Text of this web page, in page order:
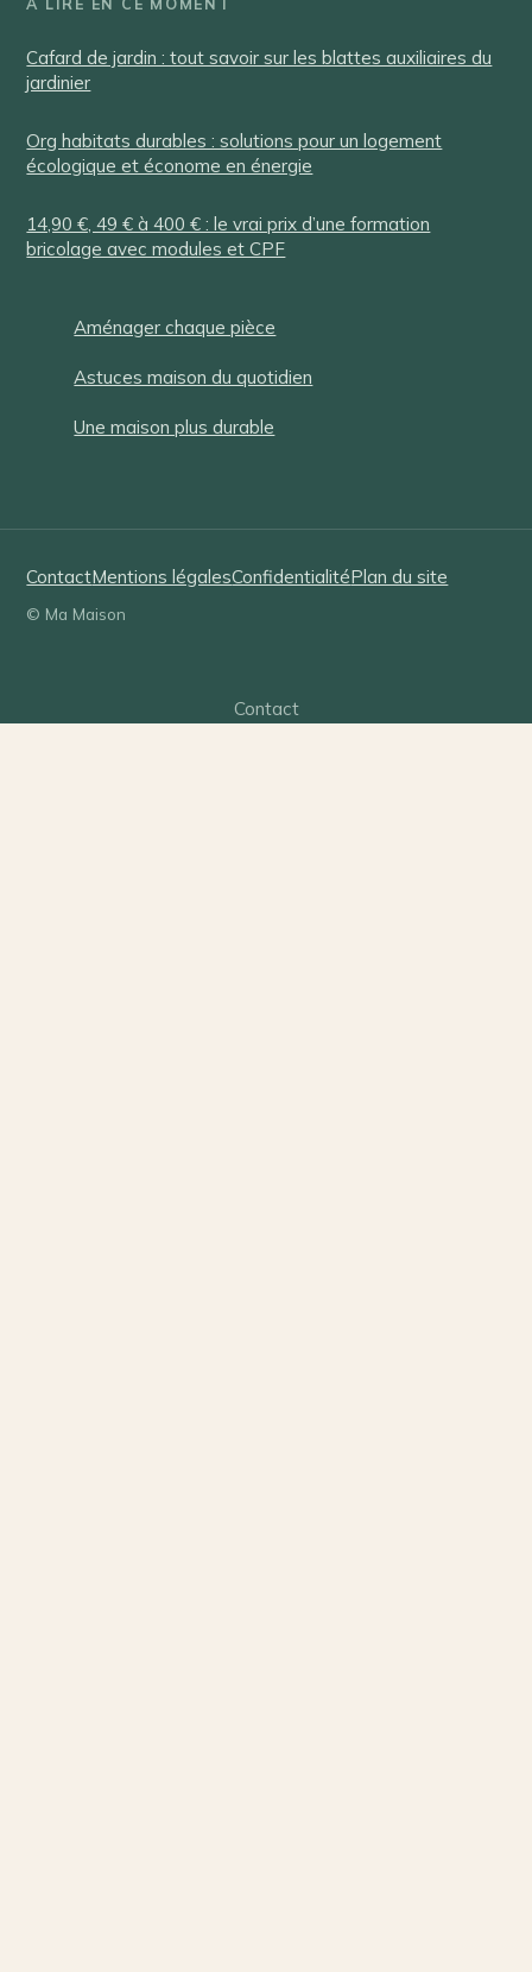
Cafard de jardin : tout savoir sur les blattes auxiliaires du
jardinier
Org habitats durables : solutions pour un logement
écologique et économe en énergie
14,90 €, 49 € à 400 € : le vrai prix d’une formation
bricolage avec modules et CPF
Aménager chaque pièce
Astuces maison du quotidien
Une maison plus durable
ContactMentions légalesConfidentialitéPlan du site
© Ma Maison
Contact